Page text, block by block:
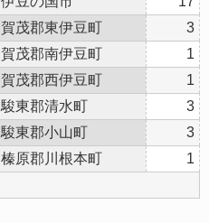
賀茂郡東伊豆町
3
賀茂郡南伊豆町
1
賀茂郡西伊豆町
1
駿東郡清水町
3
駿東郡小山町
3
榛原郡川根本町
1